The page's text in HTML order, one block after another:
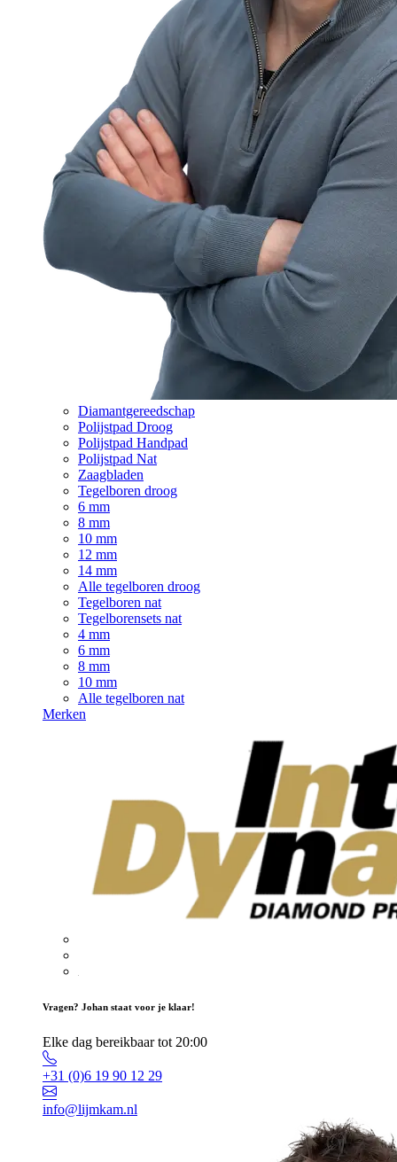
Diamantgereedschap
Polijstpad Droog
Polijstpad Handpad
Polijstpad Nat
Zaagbladen
Tegelboren droog
6 mm
8 mm
10 mm
12 mm
14 mm
Alle tegelboren droog
Tegelboren nat
Tegelborensets nat
4 mm
6 mm
8 mm
10 mm
Alle tegelboren nat
Merken
Vragen? Johan staat voor je klaar!
Elke dag bereikbaar tot 20:00
+31 (0)6 19 90 12 29
info@lijmkam.nl